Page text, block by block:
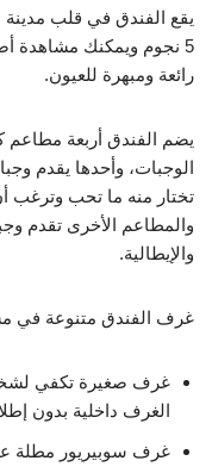
يقع الفندق في قلب
5 نجوم ويمكنك مشاهدة
رائعة ومبهرة للعيون.
يضم الفندق أربعة
الوجبات، وأحدها يقدم
تختار منه ما تحب وترغب
والمطاعم الأخرى تقدم
والإيطالية.
غرف الفندق متنوعة في
الغرف داخلية بدون